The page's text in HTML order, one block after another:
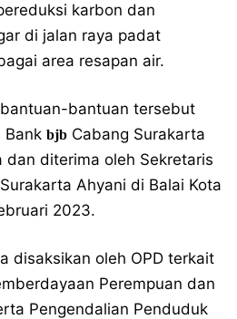
karbon dan
di jalan raya padat
area resapan air.
bantuan tersebut
Bank bjb Cabang Surakarta
dan diterima oleh Sekretaris
Ahyani di Balai Kota
2023.
disaksikan oleh OPD terkait
Perempuan dan
Pengendalian Penduduk